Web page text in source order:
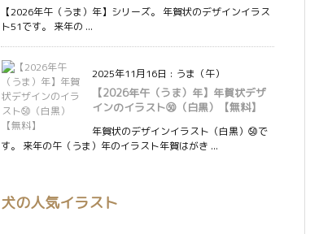
【2026年午（うま）年】シリーズ。 年賀状のデザインイラス
ト51です。 来年の ...
2025年11月16日 : うま（午）
【2026年午（うま）年】年賀状デザ
インのイラスト㊿（白黒）【無料】
年賀状のデザインイラスト（白黒）㊿で
す。 来年の午（うま）年のイラスト年賀はがき ...
犬の人気イラスト